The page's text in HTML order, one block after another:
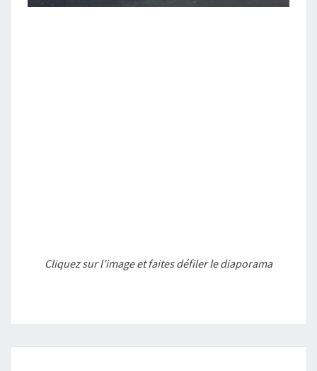
Cliquez sur l’image et faites défiler le diaporama